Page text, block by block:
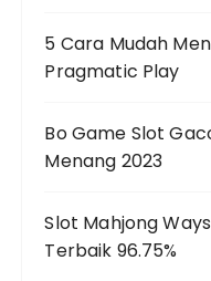
5 Cara Mudah
Pragmatic Play
Bo Game Slot
Menang 2023
Slot Mahjong
Terbaik 96.75%